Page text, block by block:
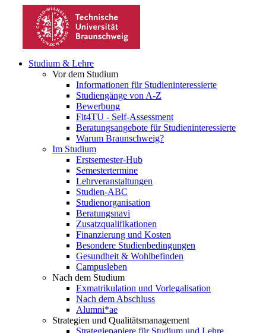
Studium & Lehre
Vor dem Studium
Informationen für Studieninteressierte
Studiengänge von A-Z
Bewerbung
Fit4TU - Self-Assessment
Beratungsangebote für Studieninteressierte
Warum Braunschweig?
Im Studium
Erstsemester-Hub
Semestertermine
Lehrveranstaltungen
Studien-ABC
Studienorganisation
Beratungsnavi
Zusatzqualifikationen
Finanzierung und Kosten
Besondere Studienbedingungen
Gesundheit & Wohlbefinden
Campusleben
Nach dem Studium
Exmatrikulation und Vorlegalisation
Nach dem Abschluss
Alumni*ae
Strategien und Qualitätsmanagement
Strategiepapiere für Studium und Lehre